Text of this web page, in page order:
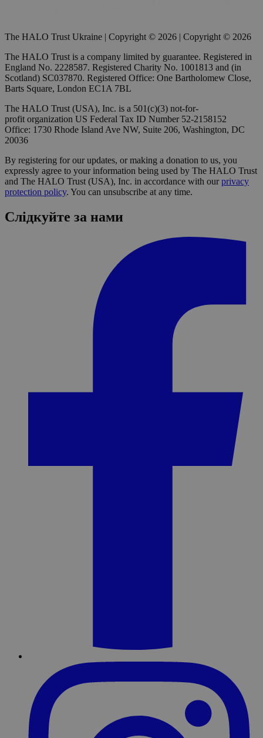
The HALO Trust Ukraine | Copyright © 2026 | Copyright © 2026
The HALO Trust is a company limited by guarantee. Registered in
England No. 2228587. Registered Charity No. 1001813 and (in
Scotland) SC037870. Registered Office: One Bartholomew Close,
Barts Square, London EC1A 7BL
The HALO Trust (USA), Inc. is a 501(c)(3) not-for-
profit organization US Federal Tax ID Number 52-2158152
Office: 1730 Rhode Island Ave NW, Suite 206, Washington, DC
20036
By registering for our updates, or making a donation to us, you
expressly agree to your information being used by The HALO Trust
and The HALO Trust (USA), Inc. in accordance with ourprivacy
protection policy. You can unsubscribe at any time.
Слідкуйте за нами